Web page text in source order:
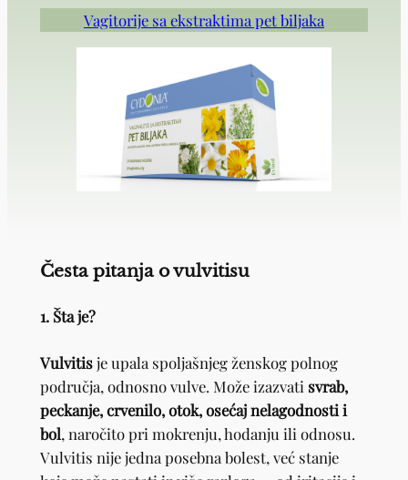
Vagitorije sa ekstraktima pet biljaka
Česta pitanja o vulvitisu
1. Šta je?
Vulvitisje upala spoljašnjeg ženskog polnog
područja, odnosno vulve. Može izazvati svrab,
peckanje, crvenilo, otok, osećaj nelagodnosti i
bol, naročito pri mokrenju, hodanju ili odnosu.
Vulvitis nije jedna posebna bolest, već stanje